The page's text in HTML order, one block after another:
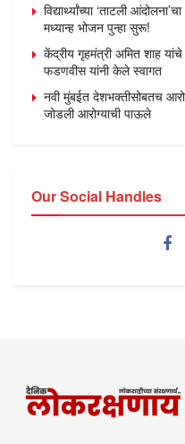
विद्यार्थ्यांच्या ‘ताटली
मध्यान्ह भोजन पुन्हा सुरू!
केंद्रीय गृहमंत्री अमित शाह
फडणवीस यांनी केले स्वागत
नवी मुंबईत देशभक्तीसोबतच
जोडली आरोग्याची पाऊले
Our Social Handles